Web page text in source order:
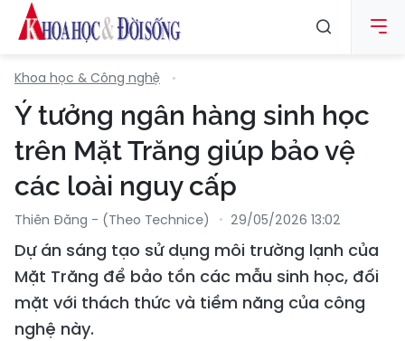
Khoa học & Công nghệ
Ý tưởng ngân hàng sinh học
trên Mặt Trăng giúp bảo vệ
các loài nguy cấp
Thiên Đăng - (Theo Technice) 29/05/2026 13:02
Dự án sáng tạo sử dụng môi trường lạnh của
Mặt Trăng để bảo tồn các mẫu sinh học, đối
mặt với thách thức và tiềm năng của công
nghệ này.